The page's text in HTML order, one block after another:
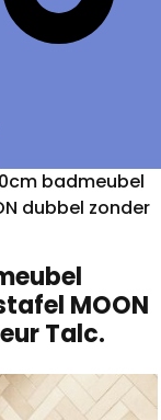
badmeubel
dubbel zonder
MOON
Talc.